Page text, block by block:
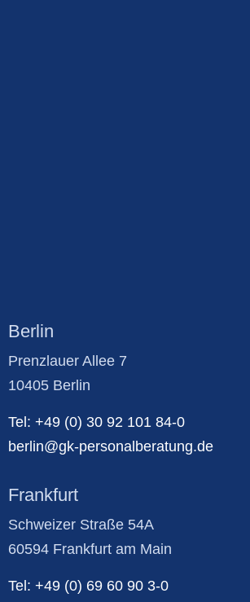
Frankfurt
Schweizer Straße 54A
60594 Frankfurt am Main
Tel: +49 (0) 69 60 90 3-0
Berlin
Prenzlauer Allee 7
10405 Berlin
Tel: +49 (0) 30 92 101 84-0
berlin@gk-personalberatung.de